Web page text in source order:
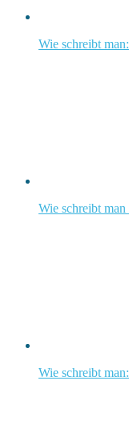
Wie schreibt
Wie schreibt
Wie schreibt